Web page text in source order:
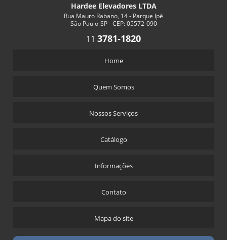
Hardee Elevadores LTDA
Rua Mauro Rabano, 14 - Parque Ipê
São Paulo-SP - CEP: 05572-090
11 3781-1820
Home
Quem Somos
Nossos Serviços
Catálogo
Informações
Contato
Mapa do site